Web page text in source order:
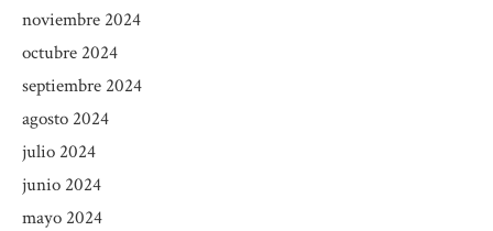
noviembre 2024
octubre 2024
septiembre 2024
agosto 2024
julio 2024
junio 2024
mayo 2024